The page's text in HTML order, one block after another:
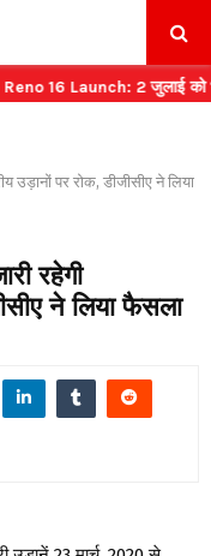
Launch: 2 जुलाई को भारत में
उड़ानों पर रोक, डीजीसीए ने लिया
रहेगी
ने लिया फैसला